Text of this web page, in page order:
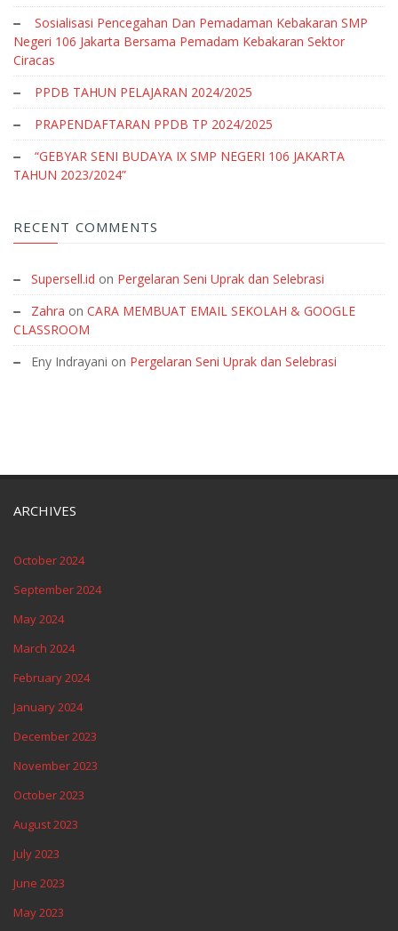
Sosialisasi Pencegahan Dan Pemadaman Kebakaran SMP
Negeri 106 Jakarta Bersama Pemadam Kebakaran Sektor
Ciracas
PPDB TAHUN PELAJARAN 2024/2025
PRAPENDAFTARAN PPDB TP 2024/2025
“GEBYAR SENI BUDAYA IX SMP NEGERI 106 JAKARTA
TAHUN 2023/2024”
RECENT COMMENTS
Supersell.id on Pergelaran Seni Uprak dan Selebrasi
Zahra on CARA MEMBUAT EMAIL SEKOLAH & GOOGLE
CLASSROOM
Eny Indrayani on Pergelaran Seni Uprak dan Selebrasi
ARCHIVES
October 2024
September 2024
May 2024
March 2024
February 2024
January 2024
December 2023
November 2023
October 2023
August 2023
July 2023
June 2023
May 2023